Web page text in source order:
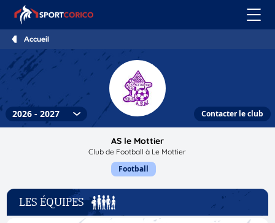
Accueil
Contacter le club
AS le Mottier
Club de Football à Le Mottier
Football
LES ÉQUIPES